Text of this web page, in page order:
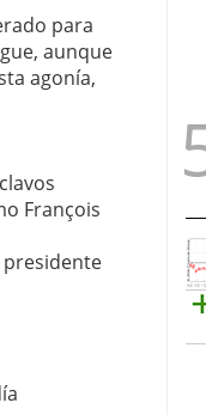
para
aunque
agonía,
François
presidente